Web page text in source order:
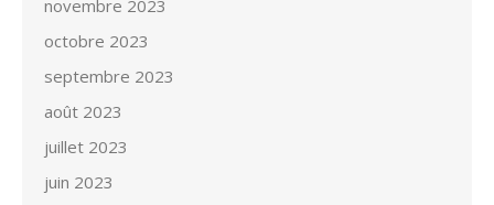
novembre 2023
octobre 2023
septembre 2023
août 2023
juillet 2023
juin 2023